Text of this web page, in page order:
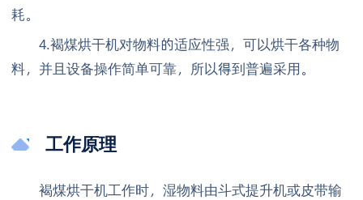
耗。
4.褐煤烘干机对物料的适应性强，可以烘干各种物
料，并且设备操作简单可靠，所以得到普遍采用。
工作原理
褐煤烘干机工作时，湿物料由斗式提升机或皮带输